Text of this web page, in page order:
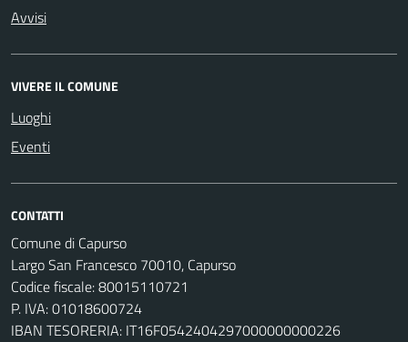
Avvisi
VIVERE IL COMUNE
Luoghi
Eventi
CONTATTI
Comune di Capurso
Largo San Francesco 70010, Capurso
Codice fiscale: 80015110721
P. IVA: 01018600724
IBAN TESORERIA: IT16F0542404297000000000226